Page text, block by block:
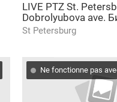
LIVE PTZ St.
Dobrolyubova ave.
мост, пр.
Петербург онлайн
St Petersburg
Ne fonctionne pas